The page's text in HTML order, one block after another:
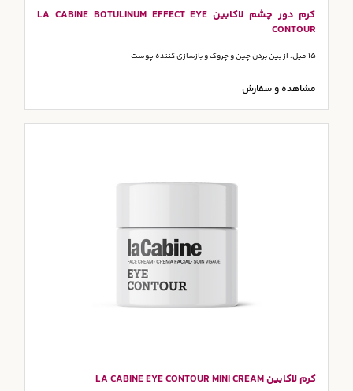
کرم دور چشم لاکابین LA CABINE BOTULINUM EFFECT EYE
CONTOUR
15 میل، از بین بردن چین و چروک و بازسازی کننده پوست
مشاهده و سفارش
کرم لاکابین LA CABINE EYE CONTOUR MINI CREAM